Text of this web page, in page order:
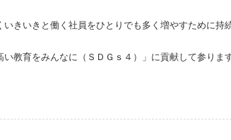
いきいきと働く社員をひとりでも多く増やすために持
教育をみんなに（ＳＤＧｓ４）」に貢献して参ります